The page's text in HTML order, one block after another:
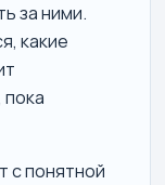
за ними.
какие
с понятной